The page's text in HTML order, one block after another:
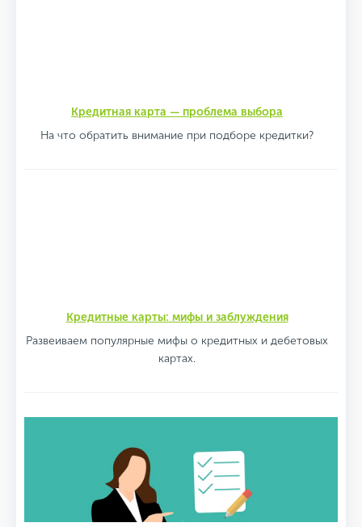
Кредитная карта — проблема выбора
На что обратить внимание при подборе кредитки?
Кредитные карты: мифы и заблуждения
Развеиваем популярные мифы о кредитных и дебетовых
картах.